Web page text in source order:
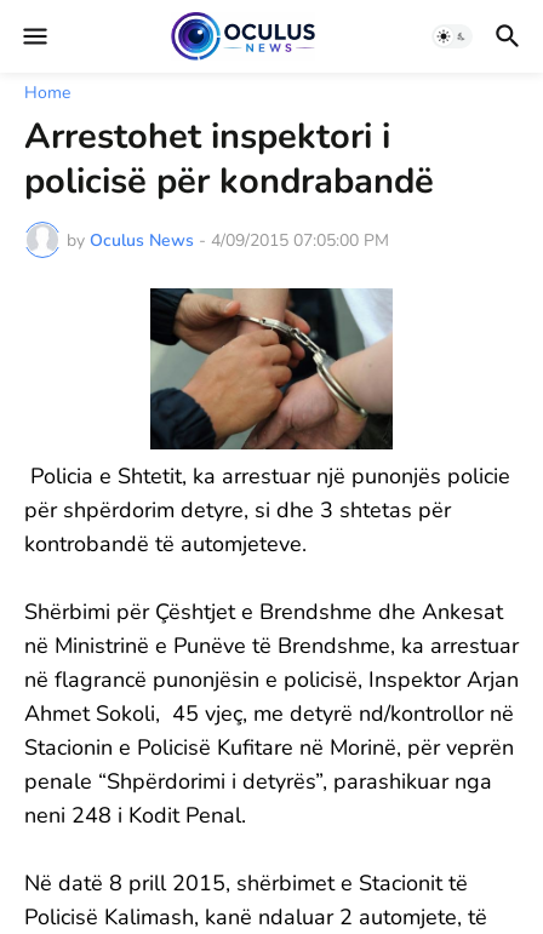
Home
Arrestohet inspektori i
policisë për kondrabandë
by Oculus News - 4/09/2015 07:05:00 PM
Policia e Shtetit, ka arrestuar një punonjës policie
për shpërdorim detyre, si dhe 3 shtetas për
kontrobandë të automjeteve.
Shërbimi për Çështjet e Brendshme dhe Ankesat
në Ministrinë e Punëve të Brendshme, ka arrestuar
në flagrancë punonjësin e policisë, Inspektor Arjan
Ahmet Sokoli, 45 vjeç, me detyrë nd/kontrollor në
Stacionin e Policisë Kufitare në Morinë, për veprën
penale “Shpërdorimi i detyrës”, parashikuar nga
neni 248 i Kodit Penal.
Në datë 8 prill 2015, shërbimet e Stacionit të
Policisë Kalimash, kanë ndaluar 2 automjete, të